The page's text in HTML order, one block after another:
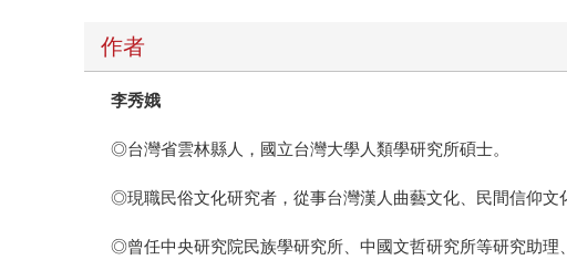
作者
李秀娥
◎台灣省雲林縣人，國立台灣大學人類學研究所碩士。
◎現職民俗文化研究者，從事台灣漢人曲藝文化、民間信仰文
◎曾任中央研究院民族學研究所、中國文哲研究所等研究助理